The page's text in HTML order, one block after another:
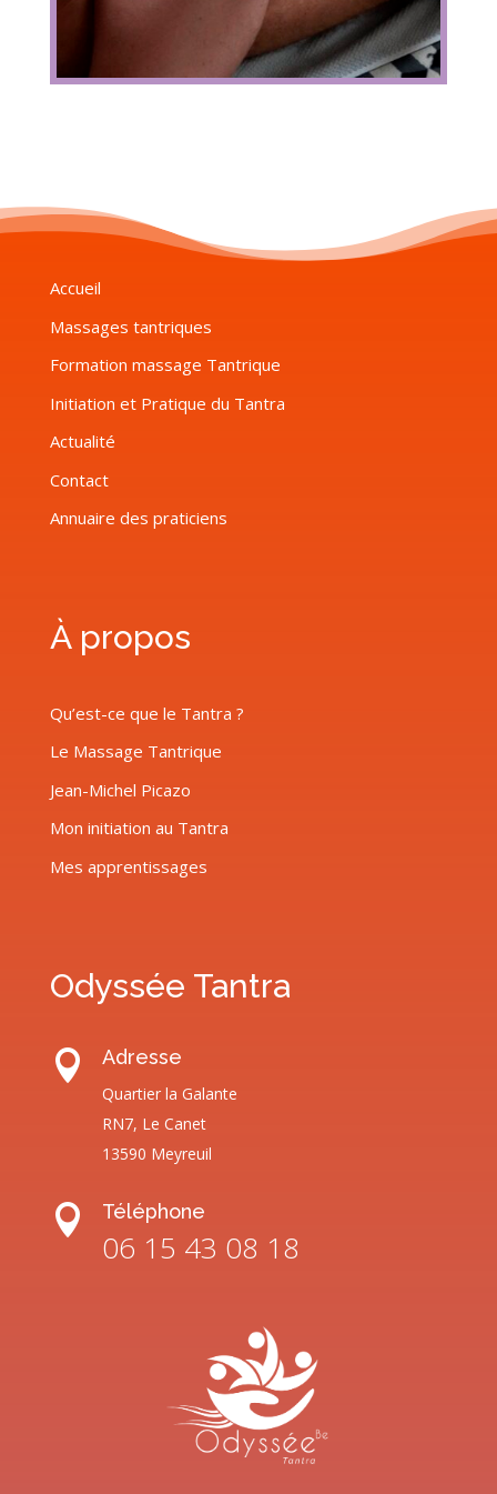
Accueil
Massages tantriques
Formation massage Tantrique
Initiation et Pratique du Tantra
Actualité
Contact
Annuaire des praticiens
À propos
Qu’est-ce que le Tantra ?
Le Massage Tantrique
Jean-Michel Picazo
Mon initiation au Tantra
Mes apprentissages
Odyssée Tantra
 Adresse
Quartier la Galante
RN7, Le Canet
13590 Meyreuil
 Téléphone
06 15 43 08 18